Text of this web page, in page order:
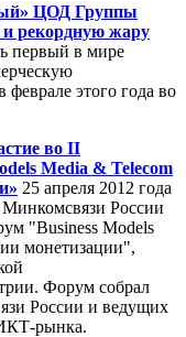
ЦОД Группы
рекордную жару
первый в мире
этого года во
во II
Media & Telecom
25 апреля 2012 года
России
"Business Models
монетизации",
Форум собрал
России и ведущих
рынка.